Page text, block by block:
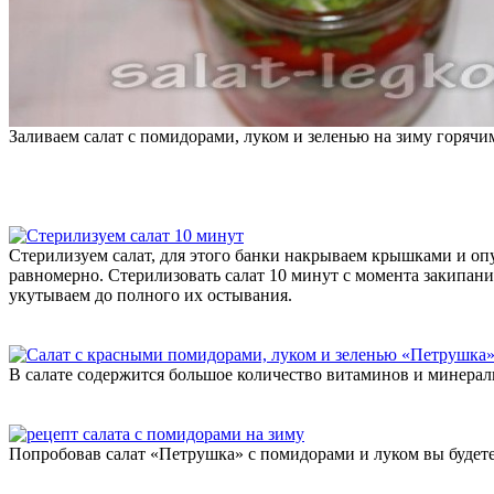
Заливаем салат с помидорами, луком и зеленью на зиму
Стерилизуем салат, для этого банки накрываем крышками и
равномерно. Стерилизовать салат 10 минут с момента
укутываем до полного их остывания.
В салате содержится большое количество витаминов и
Попробовав салат «Петрушка» с помидорами и луком вы